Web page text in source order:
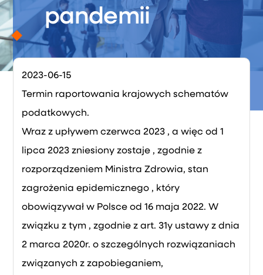
pandemii
2023-06-15
Termin raportowania krajowych schematów
podatkowych.
Wraz z upływem czerwca 2023 , a więc od 1
lipca 2023 zniesiony zostaje , zgodnie z
rozporządzeniem Ministra Zdrowia, stan
zagrożenia epidemicznego , który
obowiązywał w Polsce od 16 maja 2022. W
związku z tym , zgodnie z art. 31y ustawy z dnia
2 marca 2020r. o szczególnych rozwiązaniach
związanych z zapobieganiem,